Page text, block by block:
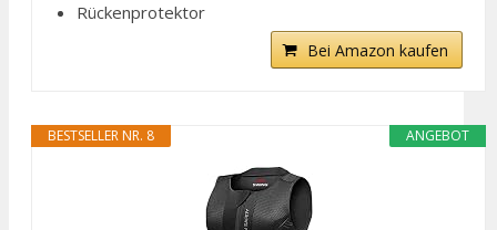
Rückenprotektor
Bei Amazon kaufen
ANGEBOT
BESTSELLER NR. 8